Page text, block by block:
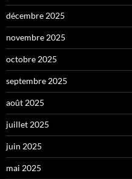
décembre 2025
novembre 2025
octobre 2025
septembre 2025
août 2025
juillet 2025
juin 2025
mai 2025